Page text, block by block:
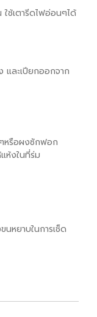
ใช้เตารีดไฟอ่อนๆได้
และเปียกออกจาก
หรือผงซักฟอก
ห้งในที่ร่ม
หยาบในการเช็ด